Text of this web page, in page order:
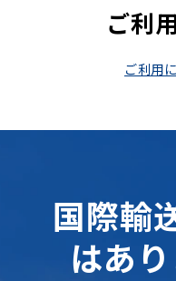
ご利
ご利用
国際輸
はあ